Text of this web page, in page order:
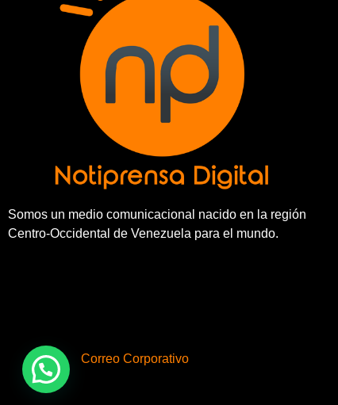
Somos un medio comunicacional nacido en la región
Centro-Occidental de Venezuela para el mundo.
Correo Corporativo